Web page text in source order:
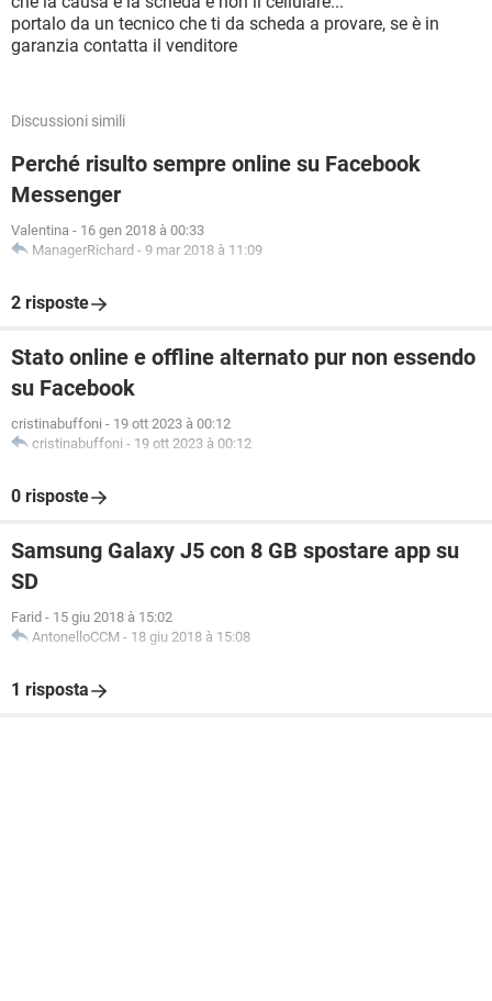
portalo da un tecnico che ti da scheda a provare, se è in
garanzia contatta il venditore
Discussioni simili
Perché risulto sempre online su Facebook
Messenger
Valentina - 16 gen 2018 à 00:33
ManagerRichard - 9 mar 2018 à 11:09
2 risposte
Stato online e offline alternato pur non essendo
su Facebook
cristinabuffoni - 19 ott 2023 à 00:12
cristinabuffoni - 19 ott 2023 à 00:12
0 risposte
Samsung Galaxy J5 con 8 GB spostare app su
SD
Farid - 15 giu 2018 à 15:02
AntonelloCCM - 18 giu 2018 à 15:08
1 risposta